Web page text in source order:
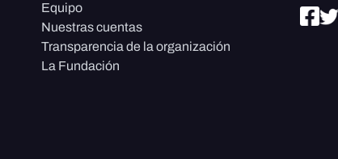
Equipo
Nuestras cuentas
Transparencia de la organización
La Fundación